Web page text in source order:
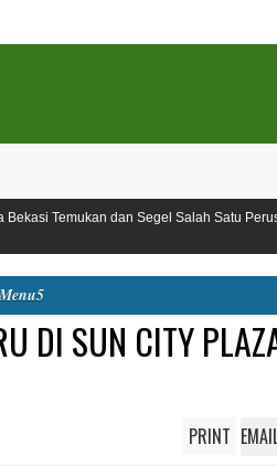
Salah Satu Perusahaan Pelaku
Menu5
DI SUN CITY
PRINT